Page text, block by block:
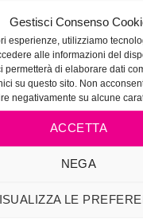
Gestisci Consenso
esperienze, utilizziamo
alle informazioni del
permetterà di elaborare dati
su questo sito. Non
negativamente su alcune
ACCETTA
NEGA
LE